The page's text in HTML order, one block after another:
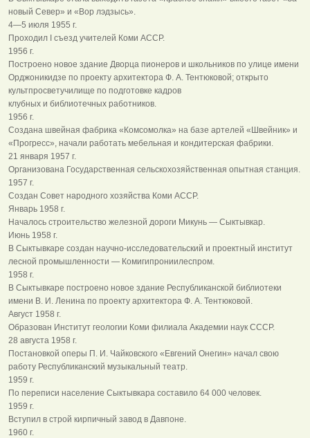
новый Север» и «Вор лэдзысь».
4—5 июля 1955 г.
Проходил I съезд учителей Коми АССР.
1956 г.
Построено новое здание Дворца пионеров и школьников по улице имени
Орджоникидзе по проекту архитектора Ф. А. Тентюковой; открыто
культпросветучилище по подготовке кадров
клубных и библиотечных работников.
1956 г.
Создана швейная фабрика «Комсомолка» на базе артелей «Швейник» и
«Прогресс», начали работать мебельная и кондитерская фабрики.
21 января 1957 г.
Организована Государственная сельскохозяйственная опытная станция.
1957 г.
Создан Совет народного хозяйства Коми АССР.
Январь 1958 г.
Началось строительство железной дороги Микунь — Сыктывкар.
Июнь 1958 г.
В Сыктывкаре создан научно-исследовательский и проектный институт
лесной промышленности — Комигипрониилеспром.
1958 г.
В Сыктывкаре построено новое здание Республиканской библиотеки
имени В. И. Ленина по проекту архитектора Ф. А. Тентюковой.
Август 1958 г.
Образован Институт геологии Коми филиала Академии наук СССР.
28 августа 1958 г.
Постановкой оперы П. И. Чайковского «Евгений Онегин» начал свою
работу Республиканский музыкальный театр.
1959 г.
По переписи население Сыктывкара составило 64 000 человек.
1959 г.
Вступил в строй кирпичный завод в Давпоне.
1960 г.